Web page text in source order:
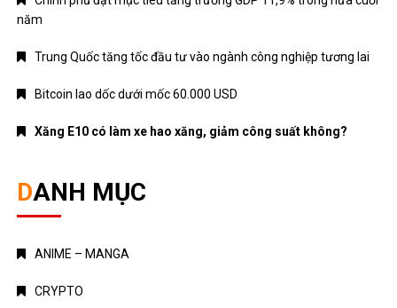
năm
Trung Quốc tăng tốc đầu tư vào ngành công nghiệp tương lai
Bitcoin lao dốc dưới mốc 60.000 USD
Xăng E10 có làm xe hao xăng, giảm công suất không?
DANH MỤC
ANIME – MANGA
CRYPTO